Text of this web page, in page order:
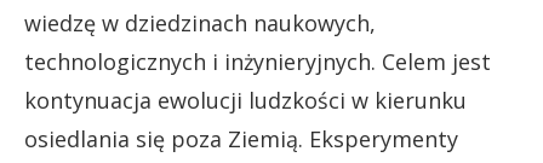
wiedzę w dziedzinach naukowych,
technologicznych i inżynieryjnych. Celem jest
kontynuacja ewolucji ludzkości w kierunku
osiedlania się poza Ziemią. Eksperymenty